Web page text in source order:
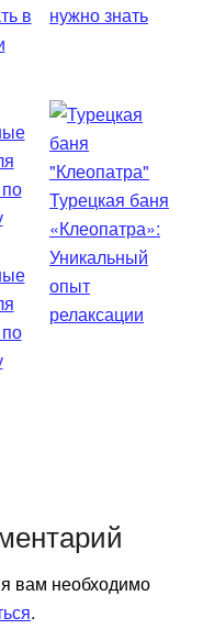
в
нужно знать
Турецкая баня
«Клеопатра»:
Уникальный
опыт
релаксации
вам необходимо
.